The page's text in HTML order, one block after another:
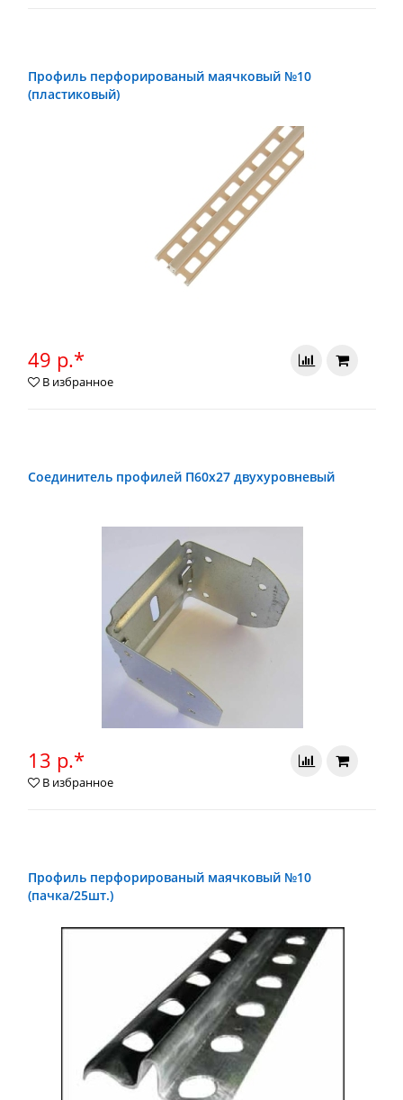
Профиль перфорированый маячковый №10
(пластиковый)
49 р.*
В избранное
Соединитель профилей П60х27 двухуровневый
13 р.*
В избранное
Профиль перфорированый маячковый №10
(пачка/25шт.)